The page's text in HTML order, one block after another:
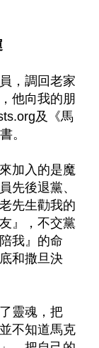
，調回老家
他向我的朋
及《馬
。
加入的是魔
先後退黨、
先生勸我的
』，不交黨
我』的命
和撒旦決
靈魂，把
不知道馬克